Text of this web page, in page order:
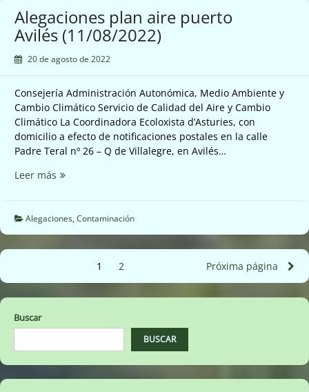
Alegaciones plan aire puerto
Avilés (11/08/2022)
20 de agosto de 2022
Consejería Administración Autonómica, Medio Ambiente y
Cambio Climático Servicio de Calidad del Aire y Cambio
Climático La Coordinadora Ecoloxista d’Asturies, con
domicilio a efecto de notificaciones postales en la calle
Padre Teral nº 26 – Q de Villalegre, en Avilés…
Leer más Alegaciones
puerto
Avilés
(11/08/2022)
Alegaciones, Contaminación
Paginación
de
entradas
Página
1 2 Próxima página
Buscar
BUSCAR